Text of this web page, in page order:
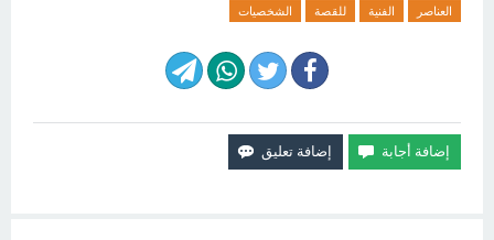
العناصر الفنية للقصة الشخصيات